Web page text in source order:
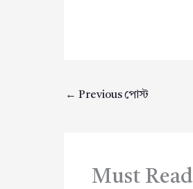
← Previous পোস্ট
Must Read